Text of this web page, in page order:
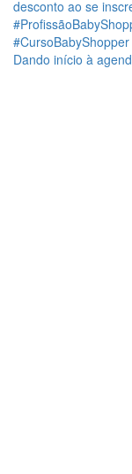
Dando início à